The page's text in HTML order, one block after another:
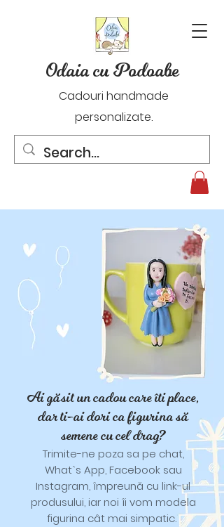
Odaia cu Podoabe
Cadouri handmade
personalizate.
Ai găsit un cadou care îti place,
dar ti-ai dori ca figurina să
semene cu cel drag?
Trimite-ne poza sa pe chat,
What`s App, Facebook sau
Instagram, împreună cu link-ul
produsului, iar noi îi vom modela
figurina cât mai simpatic.